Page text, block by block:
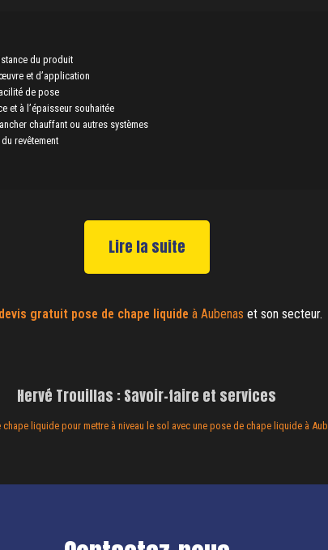
du produit
et d’application
de pose
et à l’épaisseur souhaitée
chauffant ou autres systèmes
revêtement
Lire la suite
devis gratuit pose de chape liquide à Aubenas et son secteur.
Hervé Trouillas : Savoir-faire et services
chape liquide pour mettre à niveau le sol avec une pose de chape liquide à